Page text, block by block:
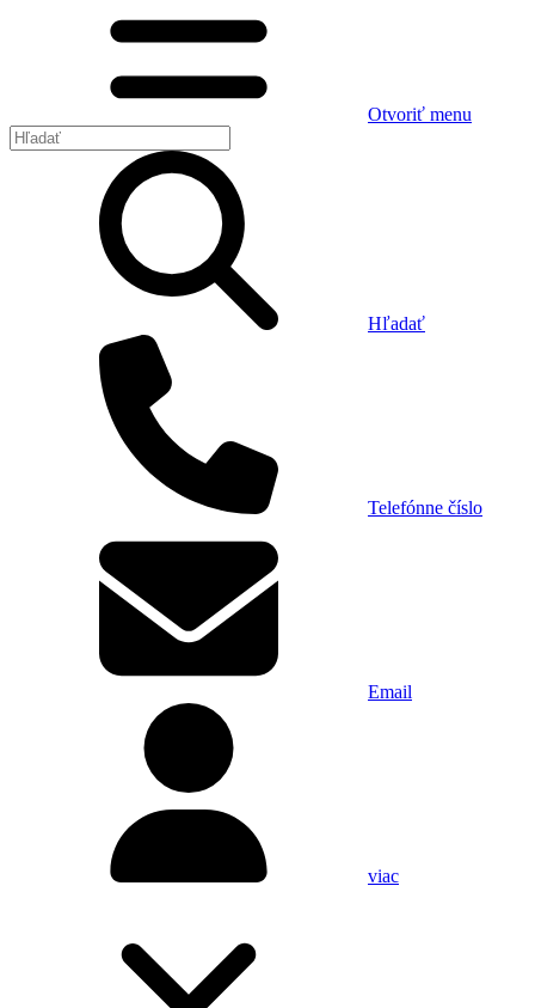
Otvoriť menu
Hľadať
Telefónne číslo
Email
viac